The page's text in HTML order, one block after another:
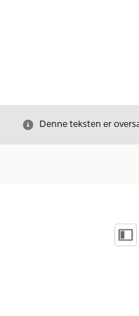
Avslutt
Denne teksten er
Vis